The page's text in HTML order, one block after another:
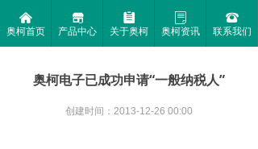
낀
奥柯首页
끵
产品中心
뀳
关于奥柯
ꂓ
奥柯资讯
뀰
联系我们
奥柯电子已成功申请“一般纳税人”
创建时间： 2013-12-26 00:00